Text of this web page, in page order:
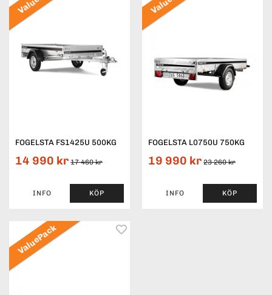
FOGELSTA FS1425U 500KG
14 990 kr 17 460 kr
INFO KÖP
FOGELSTA L0750U 750KG
19 990 kr 23 260 kr
INFO KÖP
ValuePack